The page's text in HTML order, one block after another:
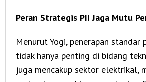
Peran Strategis PII Jaga Mutu
Menurut Yogi, penerapan standar
tidak hanya penting di bidang
juga mencakup sektor elektrikal,